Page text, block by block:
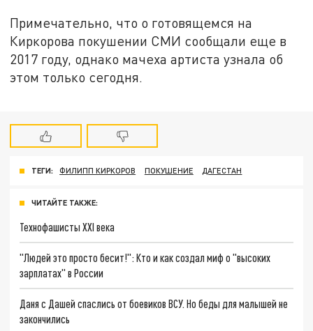
Примечательно, что о готовящемся на
Киркорова покушении СМИ сообщали еще в
2017 году, однако мачеха артиста узнала об
этом только сегодня.
ТЕГИ: ФИЛИПП КИРКОРОВ ПОКУШЕНИЕ ДАГЕСТАН
ЧИТАЙТЕ ТАКЖЕ:
Технофашисты XXI века
"Людей это просто бесит!": Кто и как создал миф о "высоких
зарплатах" в России
Даня с Дашей спаслись от боевиков ВСУ. Но беды для малышей не
закончились